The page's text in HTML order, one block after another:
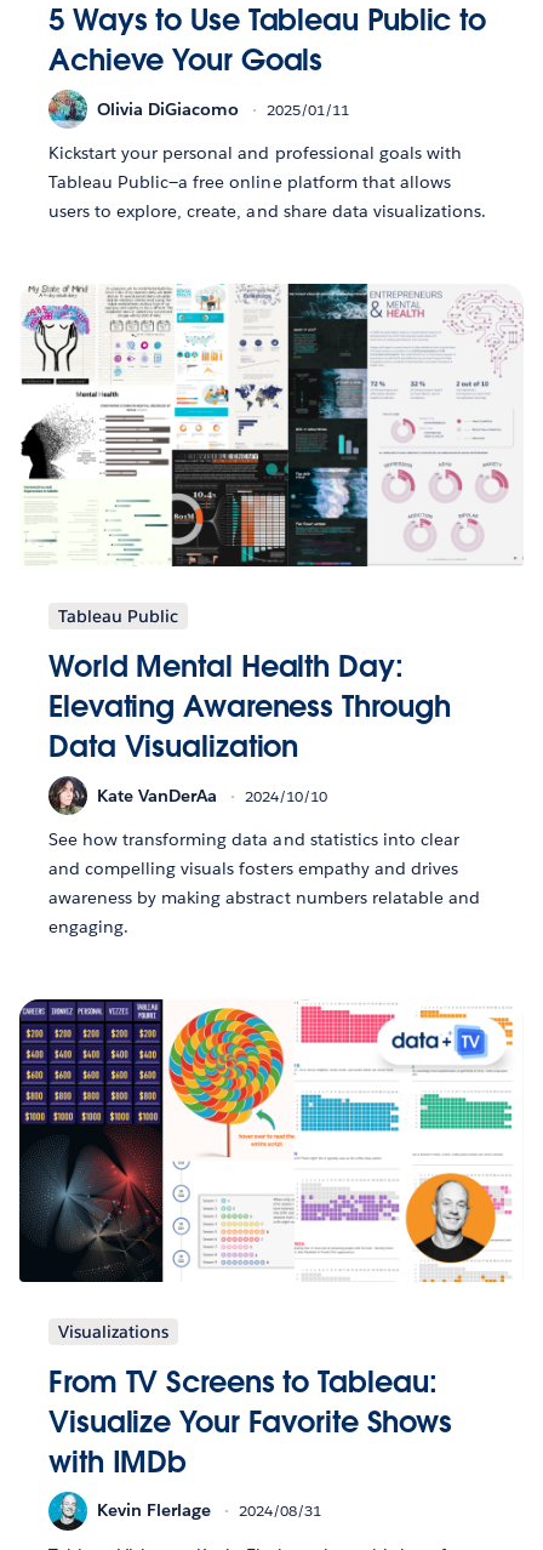
5 Ways to Use Tableau Public to
Achieve Your Goals
Olivia DiGiacomo 2025/01/11
Kickstart your personal and professional goals with
Tableau Public—a free online platform that allows
users to explore, create, and share data visualizations.
Tableau Public
World Mental Health Day:
Elevating Awareness Through
Data Visualization
Kate VanDerAa 2024/10/10
See how transforming data and statistics into clear
and compelling visuals fosters empathy and drives
awareness by making abstract numbers relatable and
engaging.
Visualizations
From TV Screens to Tableau:
Visualize Your Favorite Shows
with IMDb
Kevin Flerlage 2024/08/31